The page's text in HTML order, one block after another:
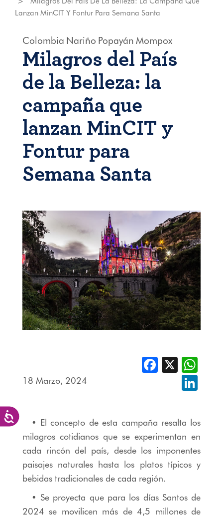
Accesibilidad
Lanzan MinCIT Y Fontur Para Semana Santa
Colombia Nariño Popayán Mompox
Milagros del País
de la Belleza: la
campaña que
lanzan MinCIT y
Fontur para
Semana Santa
18 Marzo, 2024
Facebook
X
• El concepto de esta campaña resalta los
milagros cotidianos que se experimentan en
cada rincón del país, desde los imponentes
paisajes naturales hasta los platos típicos y
bebidas tradicionales de cada región.
• Se proyecta que para los días Santos de
2024 se movilicen más de 4,5 millones de